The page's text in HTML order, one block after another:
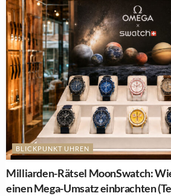
BLICKPUNKT UHREN
Milliarden-Rätsel MoonSwatch:
einen Mega-Umsatz einbrachten